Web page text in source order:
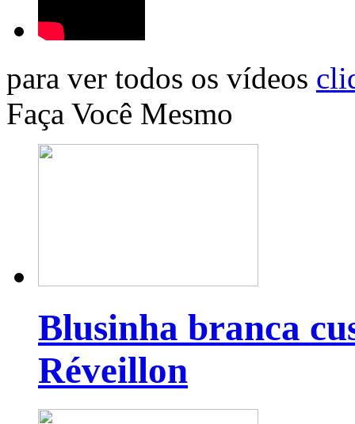
para ver todos os vídeos
Faça Você Mesmo
Blusinha branca
Réveillon